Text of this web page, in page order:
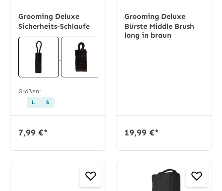
Grooming Deluxe
Sicherheits-Schlaufe
Größen:
L
S
7,99 €*
Grooming Deluxe
Bürste Middle Brush
long in braun
19,99 €*